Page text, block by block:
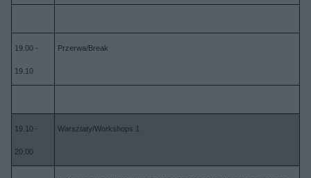
19.00 -
19.10
Przerwa/Break
19.10 -
20.00
Warsztaty/Workshops 1